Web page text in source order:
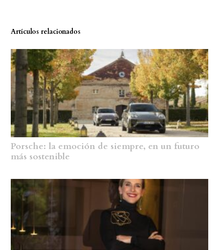
Artículos relacionados
Porsche: la emoción de siempre, en un futuro
más sostenible